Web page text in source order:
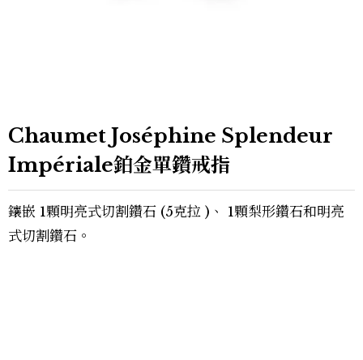
Chaumet Joséphine Splendeur
Impériale鉑金單鑽戒指
鑲嵌 1顆明亮式切割鑽石 (5克拉 )、 1顆梨形鑽石和明亮
式切割鑽石。